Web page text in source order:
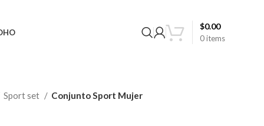
0items
$0.00
Sport set Conjunto Sport Mujer